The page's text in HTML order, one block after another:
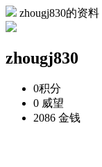
zhougj830的资料
zhougj830
0积分
0 威望
2086 金钱